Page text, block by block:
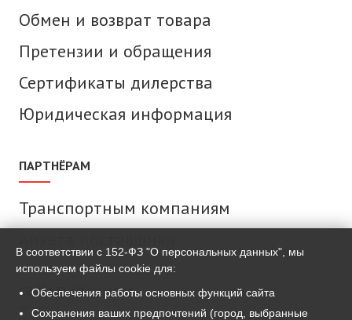
Обмен и возврат товара
Претензии и обращения
Сертификаты дилерства
Юридическая информация
ПАРТНЁРАМ
Транспортным компаниям
СВЯЗАТЬСЯ С НАМИ
В соответствии с 152-ФЗ "О персональных данных", мы
используем файлы cookie для:
Обеспечения работы основных функций сайта
Сохранения ваших предпочтений (город, выбранные